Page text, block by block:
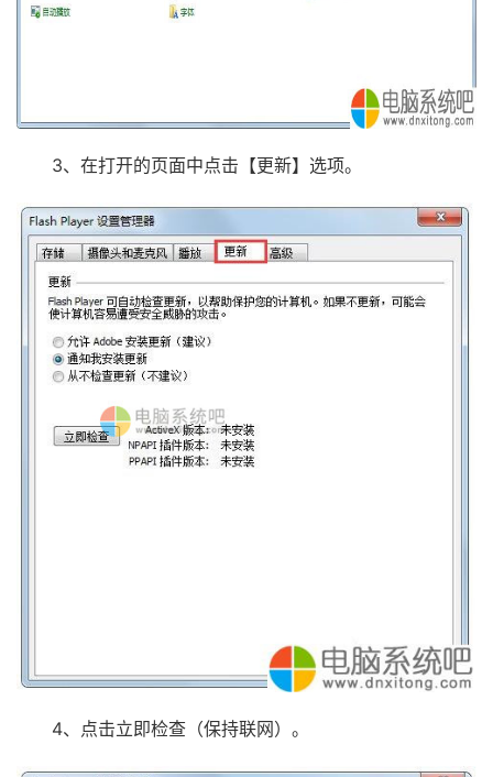
3、在打开的页面中点击【更新】选项。
4、点击立即检查（保持联网）。